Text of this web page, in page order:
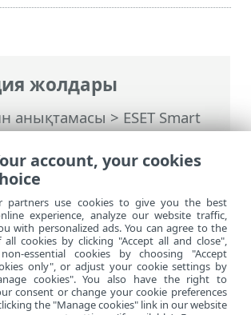
жолдары
анықтамасы>ESET Smart
>ESET Smart Security
жұмыс істеу
> Желілік қосылымдар
сайтты қарау
account, your cookies
partners use cookies to give you the best
experience, analyze our website traffic,
with personalized ads. You can agree to the
all cookies by clicking "Accept all and close",
essential cookies by choosing "Accept
only", or adjust your cookie settings by
cookies". You also have the right to
consent or change your cookie preferences
the "Manage cookies" link in our website